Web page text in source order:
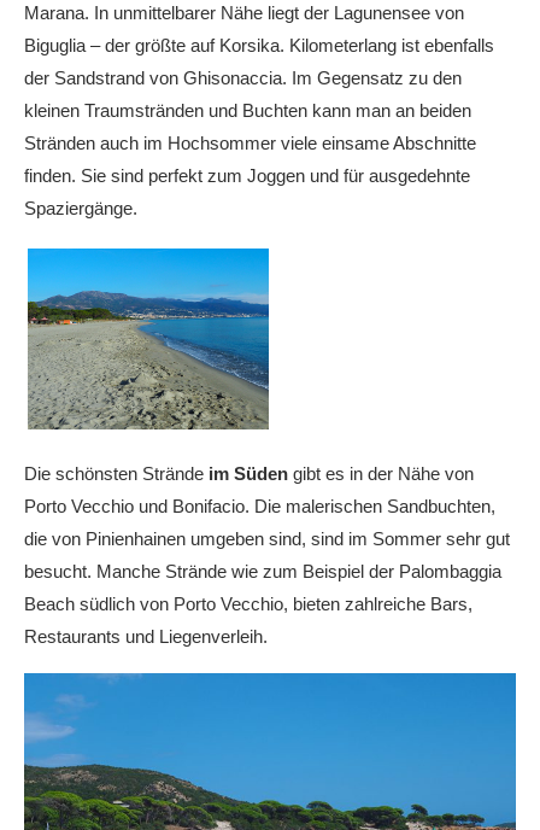
Marana. In unmittelbarer Nähe liegt der Lagunensee von
Biguglia – der größte auf Korsika. Kilometerlang ist ebenfalls
der Sandstrand von Ghisonaccia. Im Gegensatz zu den
kleinen Traumstränden und Buchten kann man an beiden
Stränden auch im Hochsommer viele einsame Abschnitte
finden. Sie sind perfekt zum Joggen und für ausgedehnte
Spaziergänge.
Die schönsten Strände im Süden gibt es in der Nähe von
Porto Vecchio und Bonifacio. Die malerischen Sandbuchten,
die von Pinienhainen umgeben sind, sind im Sommer sehr gut
besucht. Manche Strände wie zum Beispiel der Palombaggia
Beach südlich von Porto Vecchio, bieten zahlreiche Bars,
Restaurants und Liegenverleih.